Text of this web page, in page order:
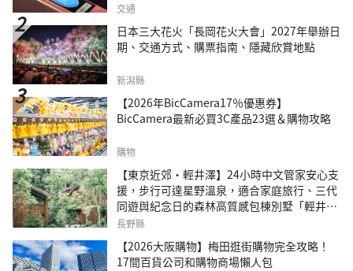
交通
日本三大花火「長岡花火大會」2027年舉辦日
期、交通方式、購票指南、隱藏欣賞地點
新潟縣
【2026年BicCamera17％優惠券】
BicCamera最新必買3C產品23選＆購物攻略
購物
【東京近郊・輕井澤】24小時中文管家安心支
援，步行可達星野溫泉，適合家庭旅行、三代
同遊與紀念日的森林高質感包棟別墅「輕井澤
森四季VILLA」
長野縣
【2026大阪購物】梅田逛街購物完全攻略！
17間百貨公司和購物商場懶人包